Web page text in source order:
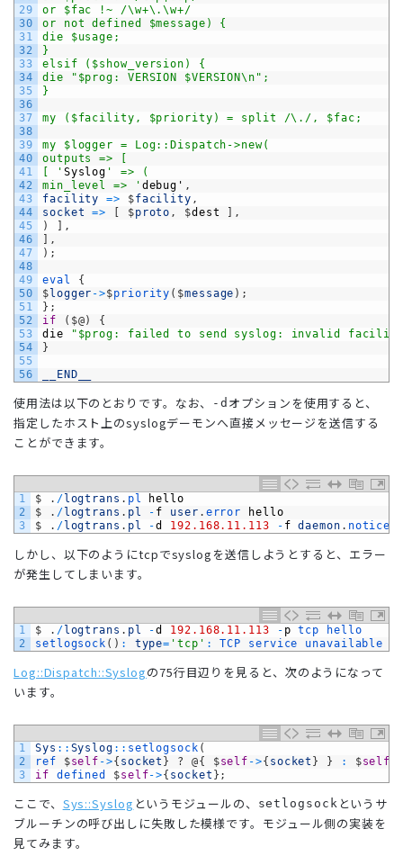
29
30
31
32
33
34
35
36
37
38
39
40
41
42
43
44
45
46
47
48
49
50
51
52
53
54
55
56
or $fac !~ /\w+\.\w+/
or not defined $message) {
die $usage;
}
elsif ($show_version) {
die "$prog: VERSION $VERSION\n";
}
my ($facility, $priority) = split /\./, $fac;
my $logger = Log::Dispatch->new(
outputs => [
[ ' Syslog ' => (
min_level => ' debug ' ,
facility
=> $facility ,
socket
=> [ $proto , $dest ] ,
)
] ,
] ,
) ;
eval
{
$logger ->$priority ( $message ) ;
} ;
if
( $@)
{
die
"$prog: failed to send syslog: invalid
}
__END__
使用法は以下のとおりです。なお、 -d オプションを使用すると、
指定したホスト上のsyslogデーモンへ直接メッセージを送信する
ことができます。
1
2
3
$ . /logtrans . pl
hello
$
. /logtrans . pl - f user . error
hello
$
. /logtrans . pl -d 192.168.11.113 - f daemon . notice
しかし、以下のようにtcpでsyslogを送信しようとすると、エラー
が発生してしまいます。
1
2
$ . /logtrans . pl -d 192.168.11.113 - p tcp
hello
setlogsock ( ) : type= 'tcp' : TCP service unavailable
Log::Dispatch::Syslogの75行目辺りを見ると、次のようになって
います。
1
2
3
Sys :: Syslog :: setlogsock (
ref
$self ->{ socket } ? @{ $self ->{ socket } } : $self
if
defined $self->{ socket } ;
ここで、 Sys::Syslog というモジュールの、 setlogsock というサ
ブルーチンの呼び出しに失敗した模様です。モジュール側の実装を
見てみます。